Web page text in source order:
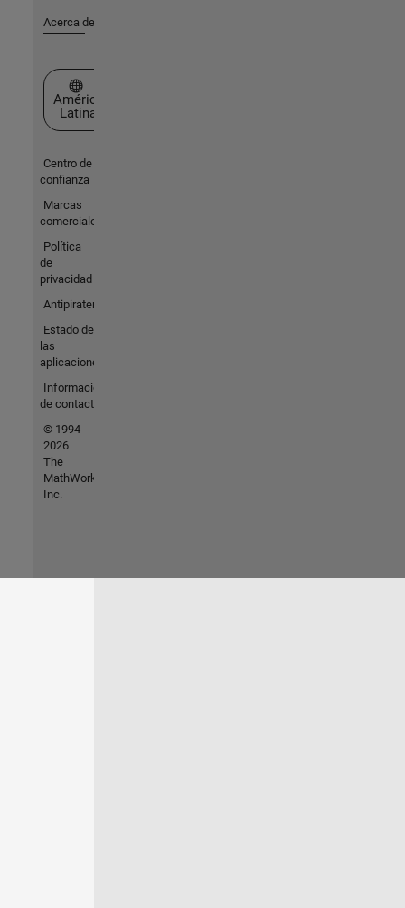
Acerca de MathWorks
Seleccione un país/idioma
América
Latina
Centro de
confianza
Marcas
comerciales
Política
de
privacidad
Antipiratería
Estado de
las
aplicaciones
Información
de contacto
© 1994-
2026
The
MathWorks,
Inc.